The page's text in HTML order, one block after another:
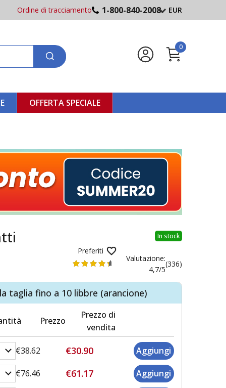
Ordine di tracciamento 1-800-840-2008 EUR
0
OFFERTA SPECIALE
In stock
Preferiti
Valutazione:
4,7/5
(336)
taglia fino a 10 libbre (arancione)
Prezzo
Prezzo di
vendita
€38.62 €30.90
€76.46 €61.17